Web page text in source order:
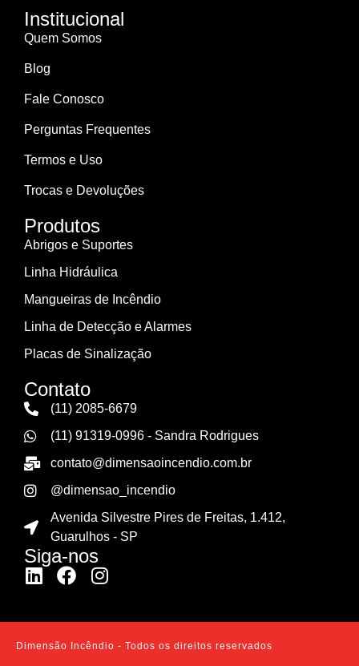
Institucional
Quem Somos
Blog
Fale Conosco
Perguntas Frequentes
Termos e Uso
Trocas e Devoluções
Produtos
Abrigos e Suportes
Linha Hidráulica
Mangueiras de Incêndio
Linha de Detecção e Alarmes
Placas de Sinalização
Contato
(11) 2085-6679
(11) 91319-0996 - Sandra Rodrigues
contato@dimensaoincendio.com.br
@dimensao_incendio
Avenida Silvestre Pires de Freitas, 1.412,
Guarulhos - SP
Siga-nos
Dimensão Incêndio - Todos os direitos reservados